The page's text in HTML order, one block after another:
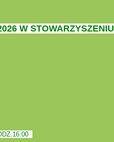
W STOWARZYSZENIU